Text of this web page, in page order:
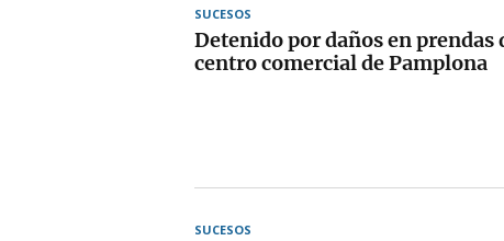
SUCESOS
Detenido por daños en prendas
centro comercial de Pamplona
SUCESOS